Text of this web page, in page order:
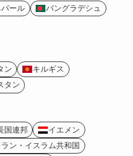
パール
バングラデシュ
ン
キルギス
タン
国連邦
イエメン
ラン・イスラム共和国